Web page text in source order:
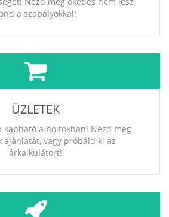
a szabályokkal!
ÜZLETEK
kapható a boltokban! Nézd meg
ajánlatát, vagy próbáld ki az
árkalkulátort!